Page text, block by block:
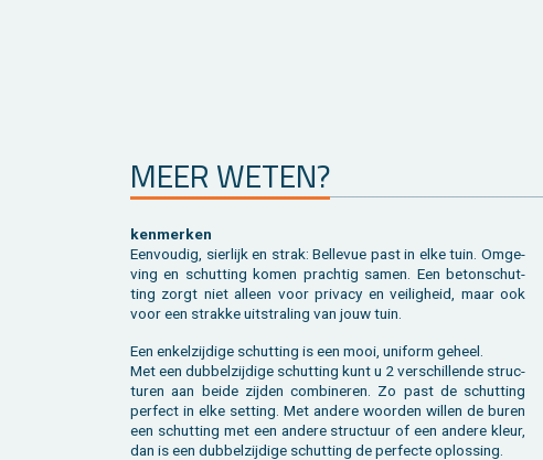
MEER WETEN?
ken­mer­ken
Een­vou­dig, sier­lijk en strak: Bel­le­vue past in elke tuin. Om­ge­
ving en schut­ting komen prach­tig samen. Een be­ton­schut­
ting zorgt niet al­leen voor pri­va­cy en vei­lig­heid, maar ook
voor een strak­ke uit­stra­ling van jouw tuin.
Een en­kel­zij­di­ge schut­ting is een mooi, uni­form ge­heel.
Met een dub­bel­zij­di­ge schut­ting kunt u 2 ver­schil­len­de struc­
tu­ren aan beide zij­den com­bi­ne­ren. Zo past de schut­ting
per­fect in elke set­ting. Met an­de­re woor­den wil­len de buren
een schut­ting met een an­de­re struc­tuur of een an­de­re kleur,
dan is een dub­bel­zij­di­ge schut­ting de per­fec­te op­los­sing.